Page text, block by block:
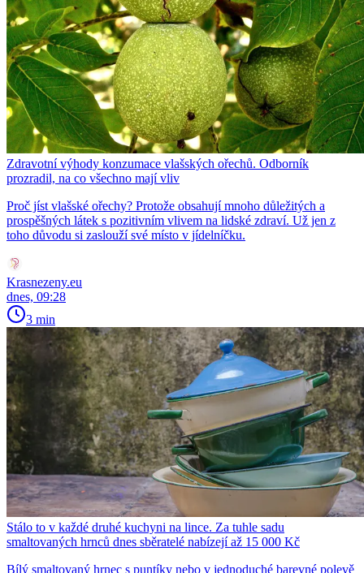
Zdravotní výhody konzumace vlašských ořechů. Odborník
prozradil, na co všechno mají vliv
Proč jíst vlašské ořechy? Protože obsahují mnoho důležitých a
prospěšných látek s pozitivním vlivem na lidské zdraví. Už jen z
toho důvodu si zaslouží své místo v jídelníčku.
Krasnezeny.eu
dnes, 09:28
3 min
Stálo to v každé druhé kuchyni na lince. Za tuhle sadu
smaltovaných hrnců dnes sběratelé nabízejí až 15 000 Kč
Bílý smaltovaný hrnec s puntíky nebo v jednoduché barevné polevě